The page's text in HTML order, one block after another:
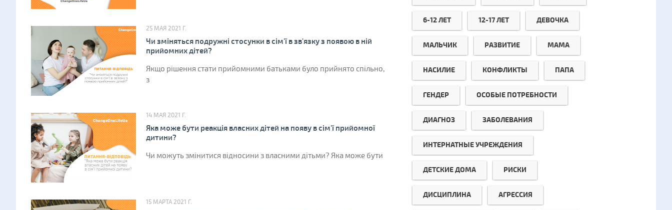
25 МАЯ 2021 Г.
Чи зміняться подружні стосунки в сім'ї в зв'язку з появою в ній
прийомних дітей?
Якщо рішення стати прийомними батьками було прийнято спільно,
з
14 МАЯ 2021 Г.
Яка може бути реакція власних дітей на появу в сім'ї прийомної
дитини?
Чи можуть змінитися відносини з власними дітьми? Яка може бути
15 МАРТА 2021 Г.
6-12 ЛЕТ 12-17 ЛЕТ ДЕВОЧКА
МАЛЬЧИК РАЗВИТИЕ МАМА
НАСИЛИЕ КОНФЛИКТЫ ПАПА
ГЕНДЕР ОСОБЫЕ ПОТРЕБНОСТИ
ДИАГНОЗ ЗАБОЛЕВАНИЯ
ИНТЕРНАТНЫЕ УЧРЕЖДЕНИЯ
ДЕТСКИЕ ДОМА РИСКИ
ДИСЦИПЛИНА АГРЕССИЯ